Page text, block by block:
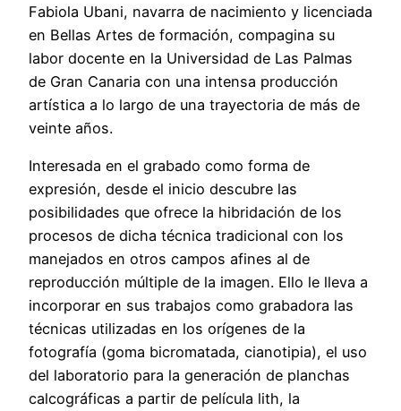
Fabiola Ubani, navarra de nacimiento y licenciada
en Bellas Artes de formación, compagina su
labor docente en la Universidad de Las Palmas
de Gran Canaria con una intensa producción
artística a lo largo de una trayectoria de más de
veinte años.
Interesada en el grabado como forma de
expresión, desde el inicio descubre las
posibilidades que ofrece la hibridación de los
procesos de dicha técnica tradicional con los
manejados en otros campos afines al de
reproducción múltiple de la imagen. Ello le lleva a
incorporar en sus trabajos como grabadora las
técnicas utilizadas en los orígenes de la
fotografía (goma bicromatada, cianotipia), el uso
del laboratorio para la generación de planchas
calcográficas a partir de película lith, la